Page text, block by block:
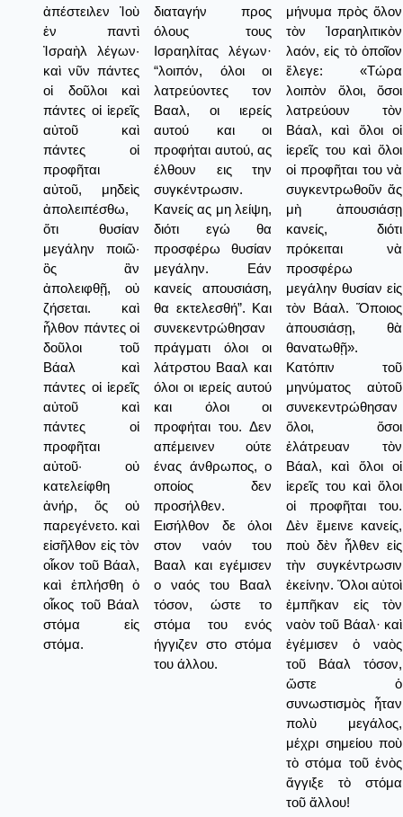
ἀπέστειλεν Ἰοὺ
ἐν παντὶ
Ἰσραὴλ λέγων·
καὶ νῦν πάντες
οἱ δοῦλοι καὶ
πάντες οἱ ἱερεῖς
αὐτοῦ καὶ
πάντες οἱ
προφῆται
αὐτοῦ, μηδεὶς
ἀπολειπέσθω,
ὅτι θυσίαν
μεγάλην ποιῶ·
ὃς ἂν
ἀπολειφθῇ, οὐ
ζήσεται. καὶ
ἦλθον πάντες οἱ
δοῦλοι τοῦ
Βάαλ καὶ
πάντες οἱ ἱερεῖς
αὐτοῦ καὶ
πάντες οἱ
προφῆται
αὐτοῦ· οὐ
κατελείφθη
ἀνήρ, ὅς οὐ
παρεγένετο. καὶ
εἰσῆλθον εἰς τὸν
οἶκον τοῦ Βάαλ,
καὶ ἐπλήσθη ὁ
οἶκος τοῦ Βάαλ
στόμα εἰς
στόμα.
διαταγήν προς
όλους τους
Ισραηλίτας λέγων·
“λοιπόν, όλοι οι
λατρεύοντες τον
Βααλ, οι ιερείς
αυτού και οι
προφήται αυτού, ας
έλθουν εις την
συγκέντρωσιν.
Κανείς ας μη λείψη,
διότι εγώ θα
προσφέρω θυσίαν
μεγάλην. Εάν
κανείς απουσιάση,
θα εκτελεσθή”. Και
συνεκεντρώθησαν
πράγματι όλοι οι
λάτρστου Βααλ και
όλοι οι ιερείς αυτού
και όλοι οι
προφήται του. Δεν
απέμεινεν ούτε
ένας άνθρωπος, ο
οποίος δεν
προσήλθεν.
Εισήλθον δε όλοι
στον ναόν του
Βααλ και εγέμισεν
ο ναός του Βααλ
τόσον, ώστε το
στόμα του ενός
ήγγιζεν στο στόμα
του άλλου.
μήνυμα πρὸς ὅλον
τὸν Ἰσραηλιτικὸν
λαόν, εἰς τὸ ὁποῖον
ἔλεγε: «Τώρα
λοιπὸν ὅλοι, ὅσοι
λατρεύουν τὸν
Βάαλ, καὶ ὅλοι οἱ
ἱερεῖς του καὶ ὅλοι
οἱ προφῆται του νὰ
συγκεντρωθοῦν ἄς
μὴ ἀπουσιάσῃ
κανείς, διότι
πρόκειται νὰ
προσφέρω
μεγάλην θυσίαν εἰς
τὸν Βάαλ. Ὅποιος
ἀπουσιάσῃ, θὰ
θανατωθῇ».
Κατόπιν τοῦ
μηνύματος αὐτοῦ
συνεκεντρώθησαν
ὅλοι, ὅσοι
ἐλάτρευαν τὸν
Βάαλ, καὶ ὅλοι οἱ
ἱερεῖς του καὶ ὅλοι
οἱ προφῆται του.
Δὲν ἔμεινε κανείς,
ποὺ δὲν ἦλθεν εἰς
τὴν συγκέντρωσιν
ἐκείνην. Ὅλοι αὐτοὶ
ἐμπῆκαν εἰς τὸν
ναὸν τοῦ Βάαλ· καὶ
ἐγέμισεν ὁ ναὸς
τοῦ Βάαλ τόσον,
ὥστε ὁ
συνωστισμὸς ἦταν
πολὺ μεγάλος,
μέχρι σημείου ποὺ
τὸ στόμα τοῦ ἑνὸς
ἄγγιξε τὸ στόμα
τοῦ ἄλλου!